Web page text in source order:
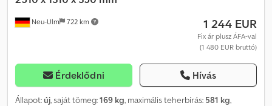
Neu-Ulm 722 km 1 244 EUR
Fix ár plusz ÁFA-val
(1 480 EUR bruttó)
Érdeklődni Hívás
Állapot:új, saját tömeg:169 kg, maximális teherbírás: 581 kg,